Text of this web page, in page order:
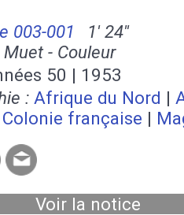
003-001
1' 24''
Muet - Couleur
50 | 1953
: Afrique du Nord |
Colonie française |
Voir la notice